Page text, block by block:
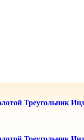
Треугольник